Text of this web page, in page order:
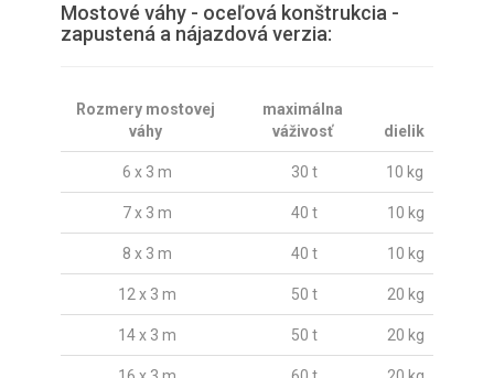
Mostové váhy - oceľová konštrukcia -
zapustená a nájazdová verzia:
Rozmery mostovej
váhy
maximálna
váživosť
dielik
6 x 3 m 30 t 10 kg
7 x 3 m 40 t 10 kg
8 x 3 m 40 t 10 kg
12 x 3 m 50 t 20 kg
14 x 3 m 50 t 20 kg